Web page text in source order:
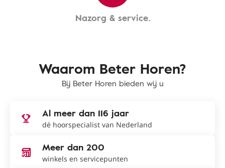
Nazorg & service.
Waarom Beter Horen?
Bij Beter Horen bieden wij u
Al meer dan 116 jaar
dé hoorspecialist van Nederland
Meer dan 200
winkels en servicepunten